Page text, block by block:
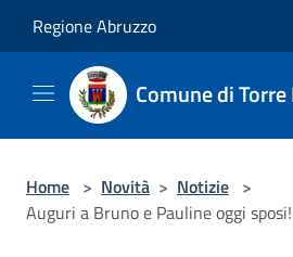
Regione Abruzzo
Comune di
Home > Novità > Notizie >
Auguri a Bruno e Pauline oggi sposi!